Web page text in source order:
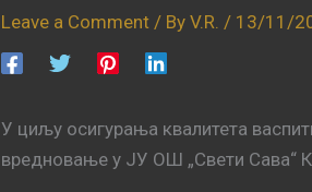
Leave a Comment / By V.R. / 13/11/
У циљу осигурања квалитета
вредновање у ЈУ ОШ „Свети Сава“